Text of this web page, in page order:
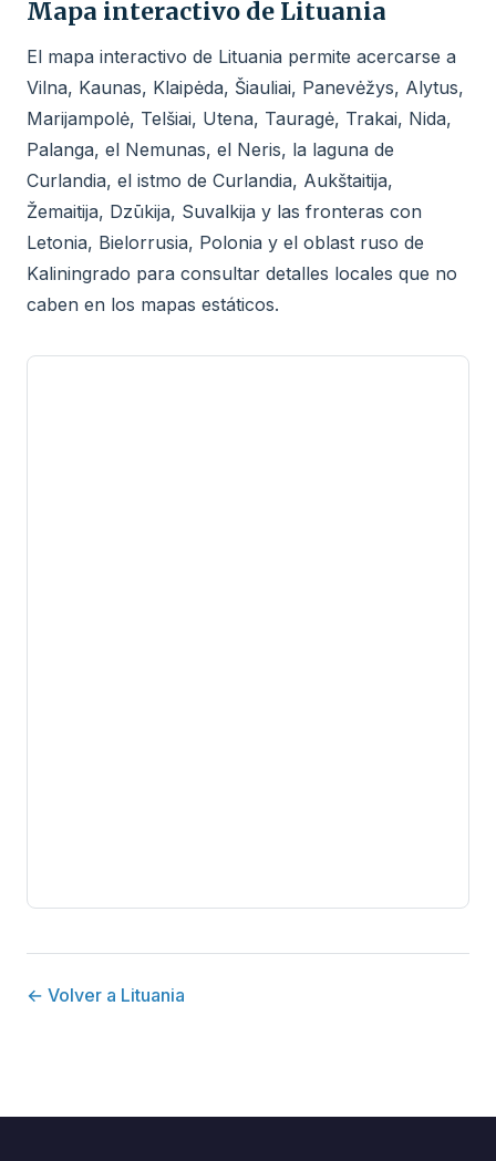
Mapa interactivo de Lituania
El mapa interactivo de Lituania permite acercarse a
Vilna, Kaunas, Klaipėda, Šiauliai, Panevėžys, Alytus,
Marijampolė, Telšiai, Utena, Tauragė, Trakai, Nida,
Palanga, el Nemunas, el Neris, la laguna de
Curlandia, el istmo de Curlandia, Aukštaitija,
Žemaitija, Dzūkija, Suvalkija y las fronteras con
Letonia, Bielorrusia, Polonia y el oblast ruso de
Kaliningrado para consultar detalles locales que no
caben en los mapas estáticos.
← Volver a Lituania